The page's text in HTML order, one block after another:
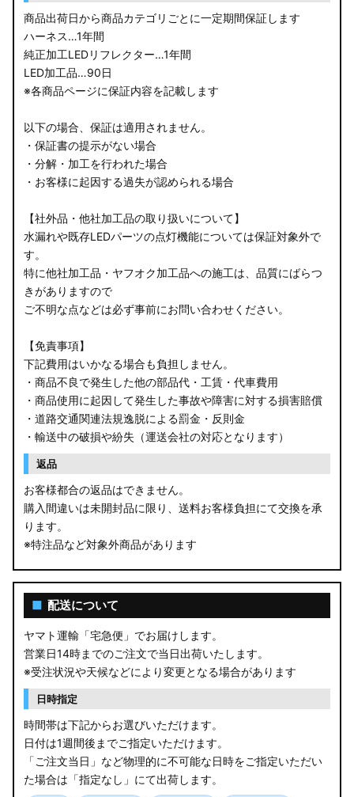
商品出荷日から商品カテゴリごとに一定期間保証します
ハーネス…1年間
純正加工LEDリフレクター…1年間
LED加工品…90日
※各商品ページに保証内容を記載します
以下の場合、保証は適用されません。
・保証書の提示がない場合
・分解・加工を行われた場合
・お客様に起因する過失が認められる場合
【社外品・他社加工品の取り扱いについて】
水漏れや既存LEDパーツの点灯機能については保証対象外で
す。
特に他社加工品・ヤフオク加工品への施工は、品質にばらつ
きがありますので
ご不明な点などは必ず事前にお問い合わせください。
【免責事項】
下記費用はいかなる場合も負担しません。
・商品不良で発生した他の部品代・工賃・代車費用
・商品使用に起因して発生した事故や障害に対する損害賠償
・道路交通関連法規逸脱による罰金・反則金
・輸送中の破損や紛失（運送会社の対応となります）
返品
お客様都合の返品はできません。
購入間違いは未開封品に限り、送料お客様負担にて交換を承
ります。
※特注品など対象外商品があります
■ 配送について
ヤマト運輸「宅急便」でお届けします。
営業日14時までのご注文で当日出荷いたします。
※受注状況や天候などにより変更となる場合があります
日時指定
時間帯は下記からお選びいただけます。
日付は1週間後までご指定いただけます。
「ご注文当日」など物理的に不可能な日時をご指定いただい
た場合は「指定なし」にて出荷します。